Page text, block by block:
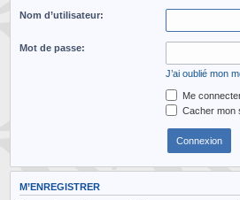
Nom d’utilisateur:
Mot de passe:
J’ai oublié mon
Me
Cacher mon
M’ENREGISTRER